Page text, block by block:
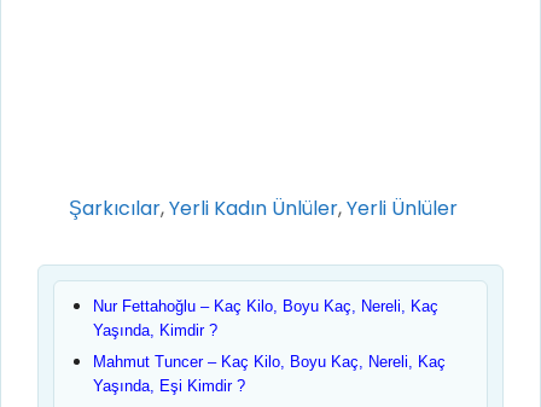
Kategoriler
Şarkıcılar,Yerli Kadın Ünlüler,Yerli Ünlüler
Nur Fettahoğlu – Kaç Kilo, Boyu Kaç, Nereli, Kaç
Yaşında, Kimdir ?
Mahmut Tuncer – Kaç Kilo, Boyu Kaç, Nereli, Kaç
Yaşında, Eşi Kimdir ?